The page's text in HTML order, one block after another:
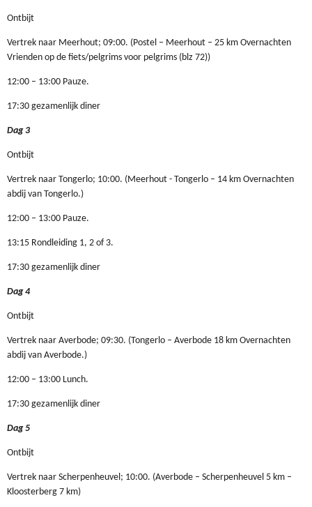
Ontbijt
Vertrek naar Meerhout; 09:00. (Postel – Meerhout – 25 km Overnachten
Vrienden op de fiets/pelgrims voor pelgrims (blz 72))
12:00 – 13:00 Pauze.
17:30 gezamenlijk diner
Dag 3
Ontbijt
Vertrek naar Tongerlo; 10:00. (Meerhout - Tongerlo – 14 km Overnachten
abdij van Tongerlo.)
12:00 – 13:00 Pauze.
13:15 Rondleiding 1, 2 of 3.
17:30 gezamenlijk diner
Dag 4
Ontbijt
Vertrek naar Averbode; 09:30. (Tongerlo – Averbode 18 km Overnachten
abdij van Averbode.)
12:00 – 13:00 Lunch.
17:30 gezamenlijk diner
Dag 5
Ontbijt
Vertrek naar Scherpenheuvel; 10:00. (Averbode – Scherpenheuvel 5 km –
Kloosterberg 7 km)